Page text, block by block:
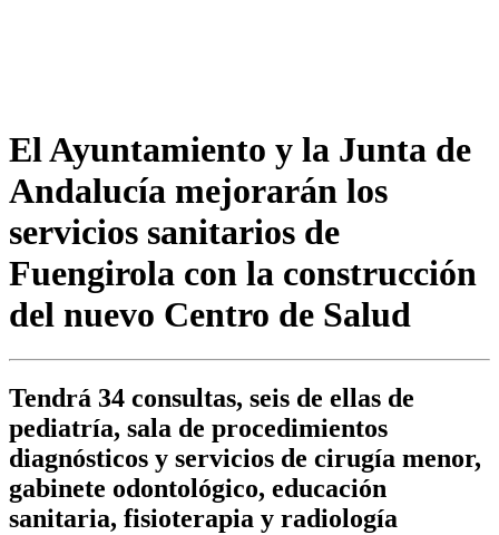
El Ayuntamiento y la Junta de
Andalucía mejorarán los
servicios sanitarios de
Fuengirola con la construcción
del nuevo Centro de Salud
Tendrá 34 consultas, seis de ellas de
pediatría, sala de procedimientos
diagnósticos y servicios de cirugía menor,
gabinete odontológico, educación
sanitaria, fisioterapia y radiología